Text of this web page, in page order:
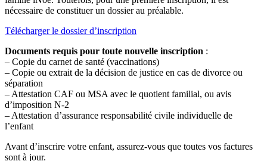
nécessaire de constituer un dossier au préalable.
Télécharger le dossier d’inscription
Documents requis pour toute nouvelle inscription :
– Copie du carnet de santé (vaccinations)
– Copie ou extrait de la décision de justice en cas de divorce ou
séparation
– Attestation CAF ou MSA avec le quotient familial, ou avis
d’imposition N-2
– Attestation d’assurance responsabilité civile individuelle de
l’enfant
Avant d’inscrire votre enfant, assurez-vous que toutes vos factures
sont à jour.